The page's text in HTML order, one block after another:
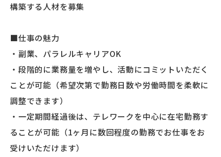
構築する人材を募集
■仕事の魅力
・副業、パラレルキャリアOK
・段階的に業務量を増やし、活動にコミットいただく
ことが可能（希望次第で勤務日数や労働時間を柔軟に
調整できます）
・一定期間経過後は、テレワークを中心に在宅勤務す
ることが可能（1ヶ月に数回程度の勤務でお仕事をお
受けいただけます）